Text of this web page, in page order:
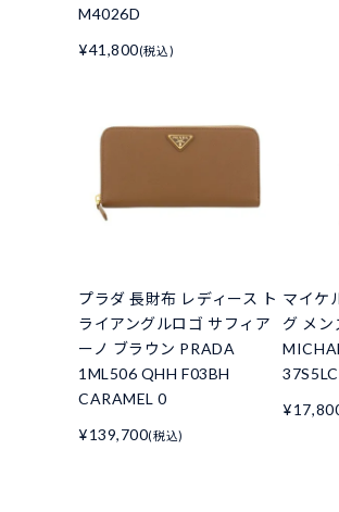
M4026D
¥41,800(税込)
プラダ 長財布 レディース ト
ライアングルロゴ サフィア
ーノ ブラウン PRADA
1ML506 QHH F03BH
CARAMEL 0
¥139,700(税込)
マイケ
グ メン